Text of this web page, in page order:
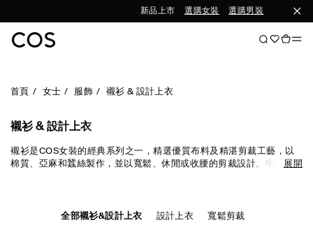
新品上市 選購女裝 選購男裝
首頁 女士 服飾 襯衫 & 設計上衣
襯衫 & 設計上衣
襯衫是COS女裝的經典系列之一，精選優質布料及精湛剪裁工藝，以
棉質、亞麻和蠶絲製作，並以寬鬆、休閒或收腰的剪裁設計。中性色展開
全部襯衫&設計上衣 設計上衣 寬鬆剪裁